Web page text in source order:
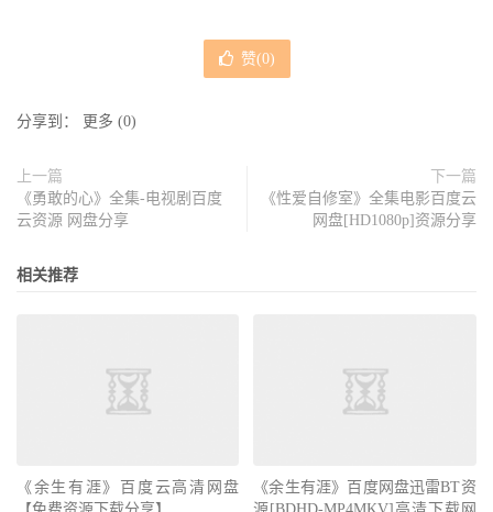
赞(0)
分享到： 更多 (0)
上一篇
《勇敢的心》全集-电视剧百度
云资源 网盘分享
下一篇
《性爱自修室》全集电影百度云
网盘[HD1080p]资源分享
相关推荐
《余生有涯》百度云高清网盘
《余生有涯》百度网盘迅雷BT资